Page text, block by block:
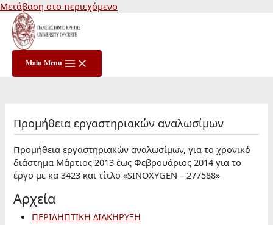
Μετάβαση στο περιεχόμενο
Main Menu
Προμήθεια εργαστηριακών αναλωσίμων
Προμήθεια εργαστηριακών αναλωσίμων, για το χρονικό
διάστημα Μάρτιος 2013 έως Φεβρουάριος 2014 για το
έργο με κα 3423 και τίτλο «SINOXYGEN – 277588»
Αρχεία
ΠΕΡΙΛΗΠΤΙΚΗ ΔΙΑΚΗΡΥΞΗ